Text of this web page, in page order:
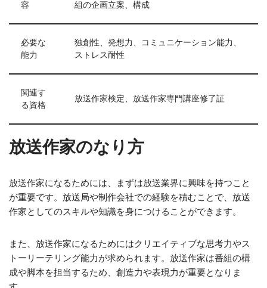
容
組の企画立案、構成
必要な
能力
独創性、発想力、コミュニケーション能力、
ストレス耐性
関連す
る資格
放送作家検定、放送作家専門講座修了証
放送作家のなり方
放送作家になるためには、まずは放送業界に興味を持つこと
が重要です。放送局や制作会社での経験を積むことで、放送
作家としてのスキルや知識を身につけることができます。
また、放送作家になるためにはクリエイティブな思考力やス
トーリーテリング能力が求められます。放送作家は番組の構
成や脚本を担当するため、創造力や表現力が重要となりま